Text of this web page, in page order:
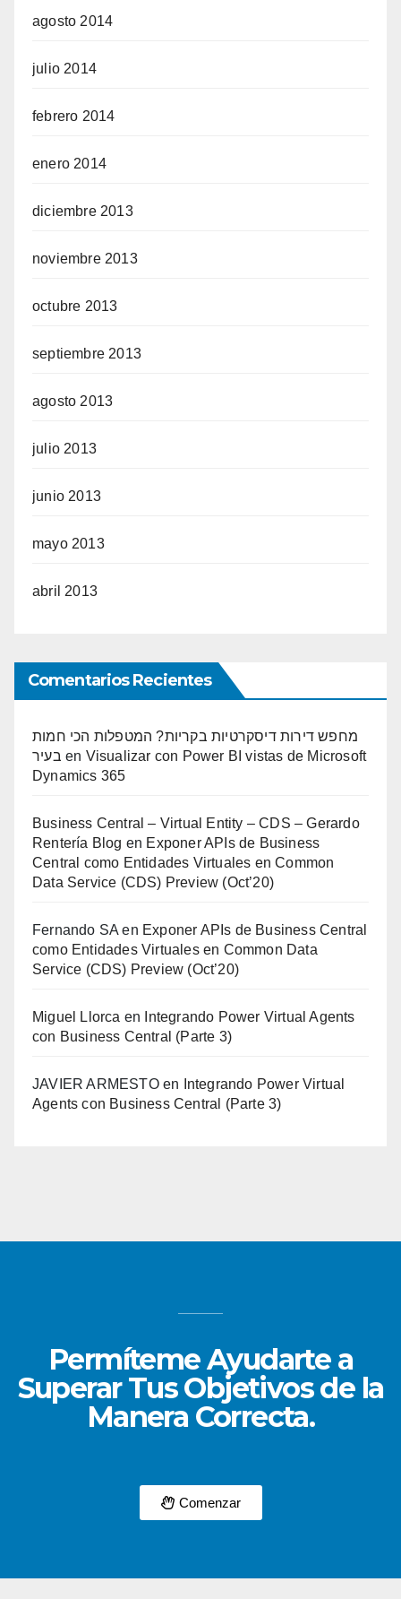
agosto 2014
julio 2014
febrero 2014
enero 2014
diciembre 2013
noviembre 2013
octubre 2013
septiembre 2013
agosto 2013
julio 2013
junio 2013
mayo 2013
abril 2013
Comentarios Recientes
מחפש דירות דיסקרטיות בקריות? המטפלות הכי חמות
בעיר en Visualizar con Power BI vistas de Microsoft
Dynamics 365
Business Central – Virtual Entity – CDS – Gerardo
Rentería Blog en Exponer APIs de Business
Central como Entidades Virtuales en Common
Data Service (CDS) Preview (Oct’20)
Fernando SA en Exponer APIs de Business Central
como Entidades Virtuales en Common Data
Service (CDS) Preview (Oct’20)
Miguel Llorca en
Integrando Power Virtual Agents
con Business Central (Parte 3)
JAVIER ARMESTOen
Integrando Power Virtual
Agents con Business Central (Parte 3)
Permíteme Ayudarte a
Superar Tus Objetivos de la
Manera Correcta.
Comenzar